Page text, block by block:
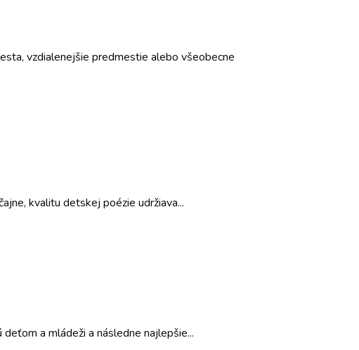
vzdialenejšie predmestie alebo všeobecne
kvalitu detskej poézie udržiava...
a mládeži a následne najlepšie...